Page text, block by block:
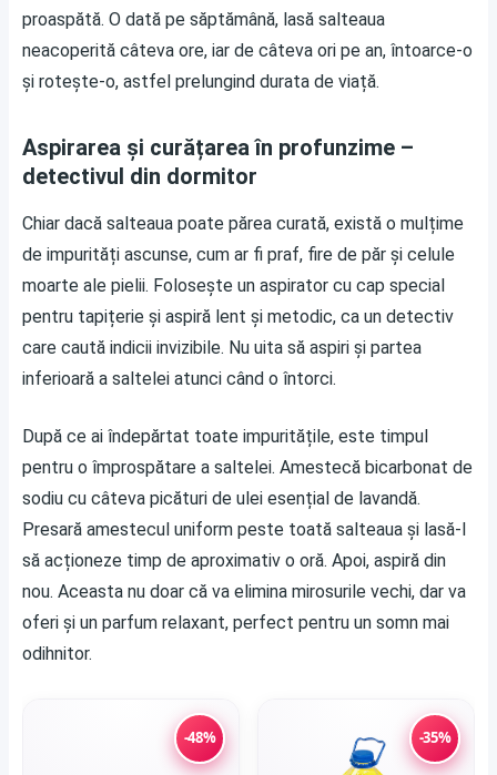
proaspătă. O dată pe săptămână, lasă salteaua
neacoperită câteva ore, iar de câteva ori pe an, întoarce-o
și rotește-o, astfel prelungind durata de viață.
Aspirarea și curățarea în profunzime –
detectivul din dormitor
Chiar dacă salteaua poate părea curată, există o mulțime
de impurități ascunse, cum ar fi praf, fire de păr și celule
moarte ale pielii. Folosește un aspirator cu cap special
pentru tapițerie și aspiră lent și metodic, ca un detectiv
care caută indicii invizibile. Nu uita să aspiri și partea
inferioară a saltelei atunci când o întorci.
După ce ai îndepărtat toate impuritățile, este timpul
pentru o împrospătare a saltelei. Amestecă bicarbonat de
sodiu cu câteva picături de ulei esențial de lavandă.
Presară amestecul uniform peste toată salteaua și lasă-l
să acționeze timp de aproximativ o oră. Apoi, aspiră din
nou. Aceasta nu doar că va elimina mirosurile vechi, dar va
oferi și un parfum relaxant, perfect pentru un somn mai
odihnitor.
-48% -35%